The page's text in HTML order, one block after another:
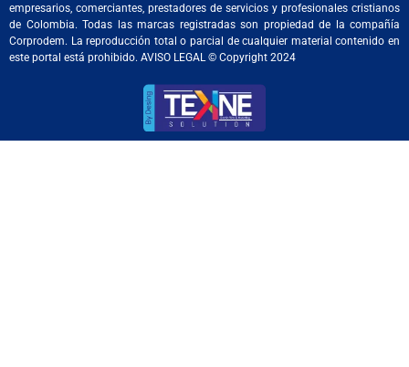
empresarios, comerciantes, prestadores de servicios y profesionales cristianos
de Colombia. Todas las marcas registradas son propiedad de la compañía
Corprodem. La reproducción total o parcial de cualquier material contenido en
este portal está prohibido. AVISO LEGAL © Copyright 2024